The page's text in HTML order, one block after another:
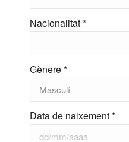
Nacionalitat *
Gènere *
Data de naixement *